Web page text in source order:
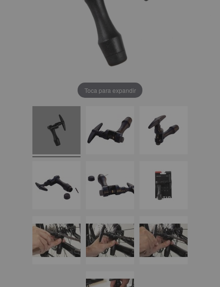
Toca para expandir